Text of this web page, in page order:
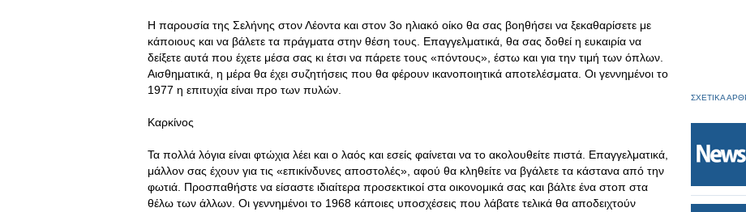
Η παρουσία της Σελήνης στον Λέοντα και στον 3ο ηλιακό οίκο θα σας βοηθήσει να ξεκαθαρίσετε με
κάποιους και να βάλετε τα πράγματα στην θέση τους. Επαγγελματικά, θα σας δοθεί η ευκαιρία να
δείξετε αυτά που έχετε μέσα σας κι έτσι να πάρετε τους «πόντους», έστω και για την τιμή των όπλων.
Αισθηματικά, η μέρα θα έχει συζητήσεις που θα φέρουν ικανοποιητικά αποτελέσματα. Οι γεννημένοι το
1977 η επιτυχία είναι προ των πυλών.
Καρκίνος
Τα πολλά λόγια είναι φτώχια λέει και ο λαός και εσείς φαίνεται να το ακολουθείτε πιστά. Επαγγελματικά,
μάλλον σας έχουν για τις «επικίνδυνες αποστολές», αφού θα κληθείτε να βγάλετε τα κάστανα από την
φωτιά. Προσπαθήστε να είσαστε ιδιαίτερα προσεκτικοί στα οικονομικά σας και βάλτε ένα στοπ στα
θέλω των άλλων. Οι γεννημένοι το 1968 κάποιες υποσχέσεις που λάβατε τελικά θα αποδειχτούν
ΣΧΕΤΙΚΑ